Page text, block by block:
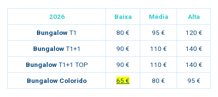
2026 Baixa Média Alta
BungalowT1 80 € 95 € 120 €
BungalowT1+1 90 € 110 € 140 €
BungalowT1+1 TOP 90 € 110 € 140 €
Bungalow Colorido 65 € 80 € 95 €